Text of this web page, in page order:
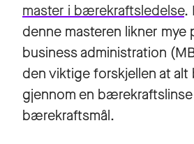
master i bærekraftsledelse.
denne masteren likner mye
business administration
den viktige forskjellen at alt
gjennom en
bærekraftsmål.